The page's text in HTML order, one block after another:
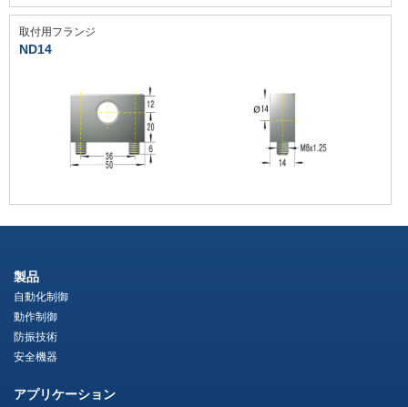
取付用フランジ
ND14
製品
自動化制御
動作制御
防振技術
安全機器
アプリケーション